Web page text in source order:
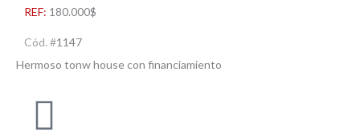
REF: 180.000$
Cód. #1147
Hermoso tonw house con financiamiento